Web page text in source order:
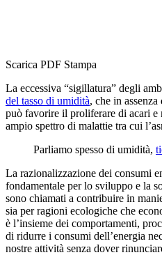
Scarica PDF Stampa
La eccessiva “sigillatura” degli
del tasso di umidità, che in
può favorire il proliferare di acari e
ampio spettro di malattie tra cui
Parliamo spesso di umidità,
La razionalizzazione dei consumi
fondamentale per lo sviluppo e la
sono chiamati a contribuire in
sia per ragioni ecologiche che
è l’insieme dei comportamenti,
di ridurre i consumi dell’energia
nostre attività senza dover